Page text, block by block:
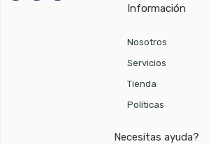
Información
Nosotros
Servicios
Tienda
Políticas
Necesitas ayuda?